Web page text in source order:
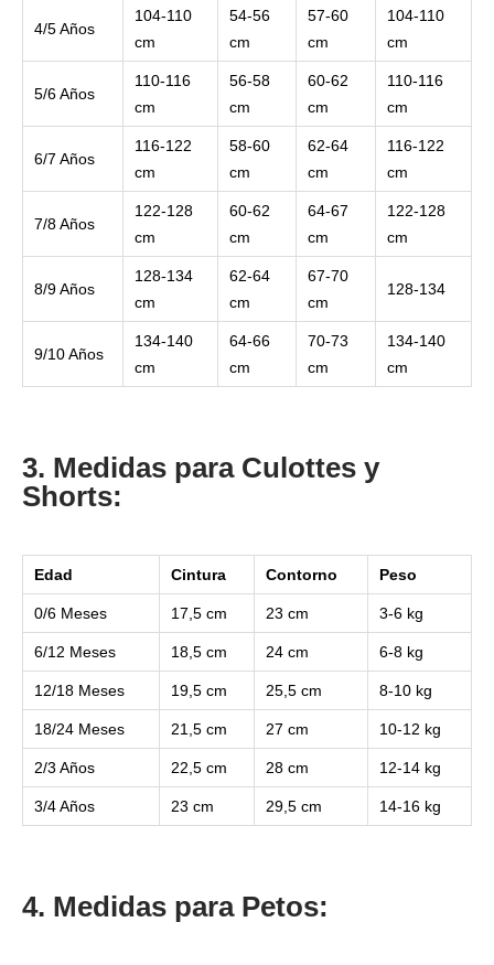
4/5 Años
104-110
cm
54-56
cm
57-60
cm
104-110
cm
5/6 Años
110-116
cm
56-58
cm
60-62
cm
110-116
cm
6/7 Años
116-122
cm
58-60
cm
62-64
cm
116-122
cm
7/8 Años
122-128
cm
60-62
cm
64-67
cm
122-128
cm
8/9 Años
128-134
cm
62-64
cm
67-70
cm
128-134
9/10 Años
134-140
cm
64-66
cm
70-73
cm
134-140
cm
3. Medidas para Culottes y
Shorts:
Edad Cintura Contorno Peso
0/6 Meses 17,5 cm 23 cm 3-6 kg
6/12 Meses 18,5 cm 24 cm 6-8 kg
12/18 Meses 19,5 cm 25,5 cm 8-10 kg
18/24 Meses 21,5 cm 27 cm 10-12 kg
2/3 Años 22,5 cm 28 cm 12-14 kg
3/4 Años 23 cm 29,5 cm 14-16 kg
4. Medidas para Petos: